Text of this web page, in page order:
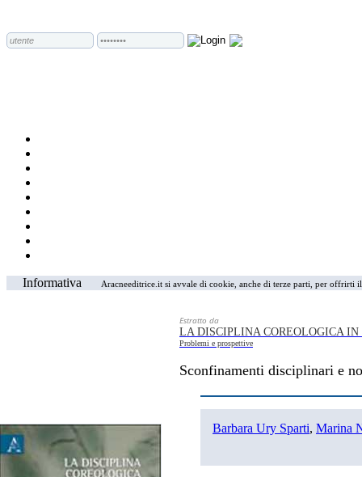
Informativa Aracneeditrice.it si avvale di cookie, anche di terze parti, per
Estratto da
LA DISCIPLINA COREOLOGICA IN
Problemi e prospettive
Sconfinamenti disciplinari e
Barbara Ury Sparti, Marina